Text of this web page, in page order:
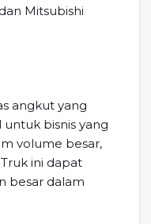
Mitsubishi
angkut yang
untuk bisnis yang
volume besar,
ini dapat
besar dalam